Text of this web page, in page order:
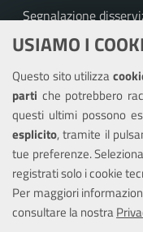
USIAMO I
Questo sito utilizza
parti che potrebbero
questi ultimi possono
esplicito, tramite il
tue preferenze.
registrati solo i cookie
Per maggiori
consultare la nostra
Segnalazione
Richiesta assistenza
Amministrazione
Informativa privacy
Note legali
Piano di
Dichiarazione di